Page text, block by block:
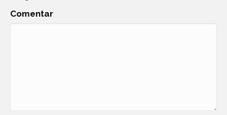
Comentar